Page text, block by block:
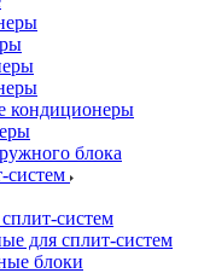
кондиционеры
блока
систем
систем
для сплит-систем
блоки